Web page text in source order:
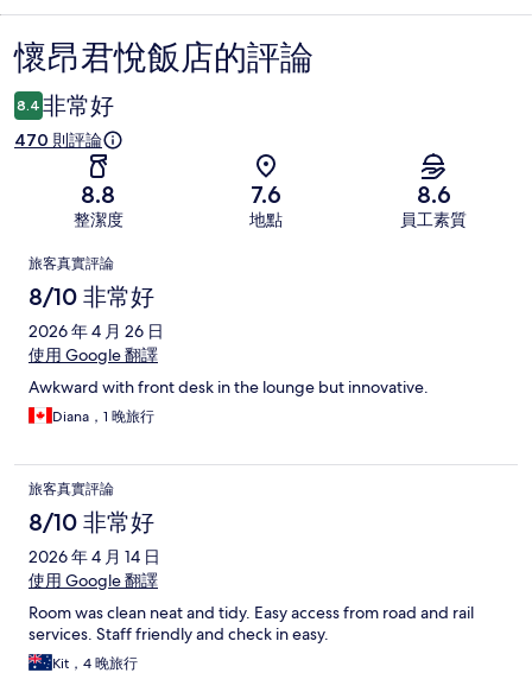
評
論
懷昂君悅飯店的評論
8.4 非常好
470 則評論
8.8
整潔度
7.6
地點
8.6
員工素質
評
論
旅客真實評論
8/10 非常好
2026 年 4 月 26 日
使用 Google 翻譯
Awkward with front desk in the lounge but innovative.
Diana，1 晚旅行
旅客真實評論
8/10 非常好
2026 年 4 月 14 日
使用 Google 翻譯
Room was clean neat and tidy. Easy access from road and rail
services. Staff friendly and check in easy.
Kit，4 晚旅行